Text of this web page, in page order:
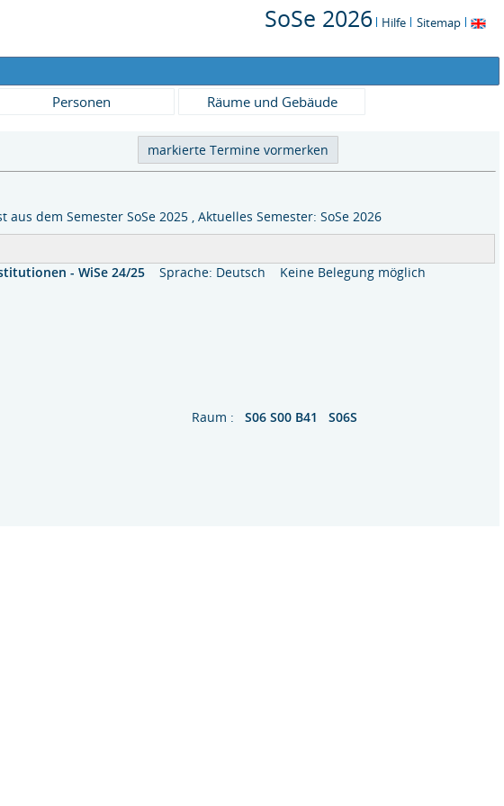
SoSe 2026 Hilfe Sitemap
Personen Räume und Gebäude
dem Semester SoSe 2025 , Aktuelles Semester: SoSe 2026
- WiSe 24/25
Sprache: Deutsch
Keine Belegung möglich
Raum :S06 S00 B41 S06S